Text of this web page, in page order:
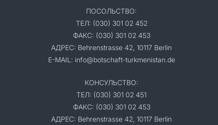
ПОСОЛЬСТВО:
ТЕЛ: (030) 301 02 452
ФАКС: (030) 301 02 453
АДРЕС: Behrenstrasse 42, 10117 Berlin
E-MAIL: info@botschaft-turkmenistan.de
КОНСУЛЬСТВО:
ТЕЛ: (030) 301 02 451
ФАКС: (030) 301 02 453
АДРЕС: Behrenstrasse 42, 10117 Berlin